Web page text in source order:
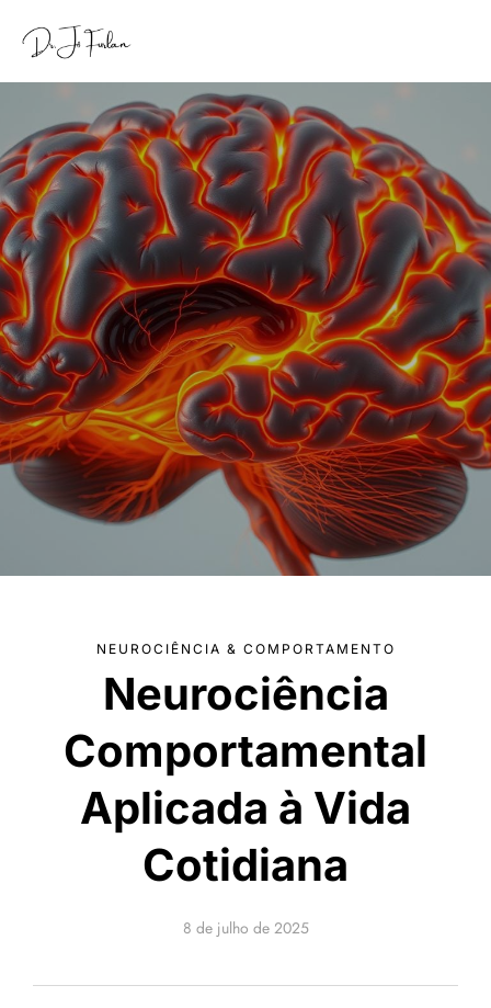
NEUROCIÊNCIA & COMPORTAMENTO
Neurociência
Comportamental
Aplicada à Vida
Cotidiana
8 de julho de 2025